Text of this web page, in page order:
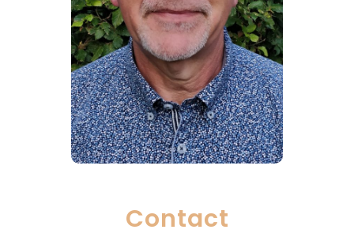
Contact